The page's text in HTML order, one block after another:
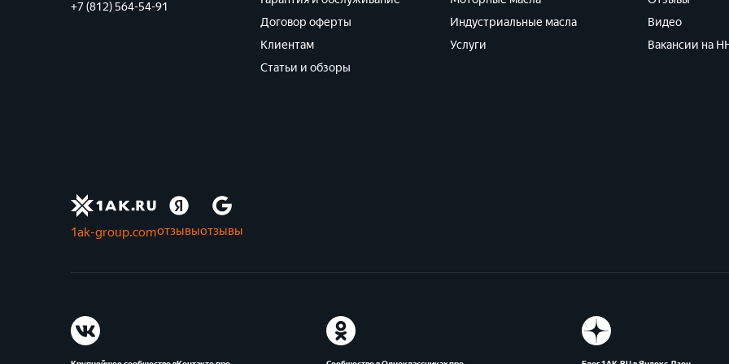
+7 (812) 564-54-91
Договор оферты
Клиентам
Статьи и обзоры
Индустриальные масла
Услуги
Видео
Вакансии на
1ak-group.comотзывыотзывы